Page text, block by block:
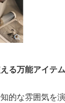
る万能アイテム
的な雰囲気を